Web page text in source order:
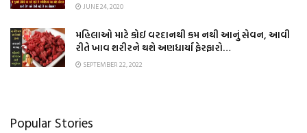
JUNE 24, 2020
મહિલાઓ માટે કોઈ વરદાનથી કમ નથી આનું સેવન, આવી
રીતે ખાવ શરીરને થશે અણધાર્યા ફેરફારો…
SEPTEMBER 22, 2022
Popular Stories